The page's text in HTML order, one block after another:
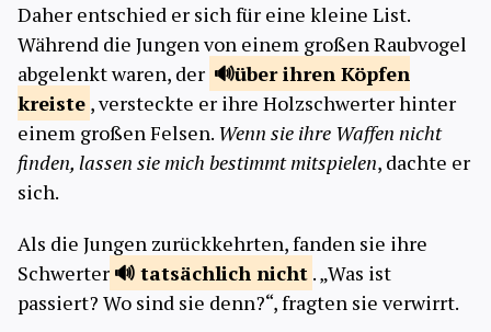
Daher entschied er sich für eine kleine List.
Während die Jungen von einem großen Raubvogel
abgelenkt waren, der
über ihren Köpfen
kreiste , versteckte er ihre Holzschwerter hinter
einem großen Felsen. Wenn sie ihre Waffen nicht
finden, lassen sie mich bestimmt mitspielen, dachte er
sich.
Als die Jungen zurückkehrten, fanden sie ihre
Schwerter
tatsächlich nicht . „Was ist
passiert? Wo sind sie denn?“, fragten sie verwirrt.